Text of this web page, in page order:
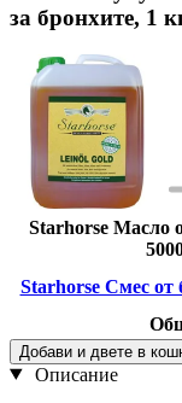
за бронхите, 1
Starhorse Масло
Starhorse Смес от
Добави и двете в
Описание